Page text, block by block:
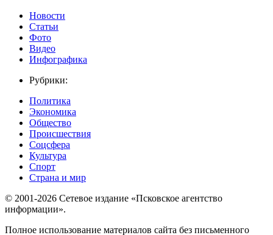
Новости
Статьи
Фото
Видео
Инфографика
Рубрики:
Политика
Экономика
Общество
Происшествия
Соцсфера
Культура
Спорт
Страна и мир
© 2001-2026 Сетевое издание «Псковское агентство
информации».
Полное использование материалов сайта без письменного